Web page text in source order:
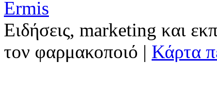
Ειδήσεις, marketing και
τον φαρμακοποιό | Κάρτα